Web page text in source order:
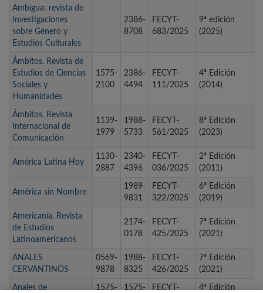
Ambigua: revista de
Investigaciones
sobre Género y
Estudios Culturales
2386-
8708
FECYT-
683/2025
9ª edición
(2025)
Ámbitos. Revista de
Estudios de Ciencias
Sociales y
Humanidades
1575-
2100
2386-
4494
FECYT-
111/2025
4ª Edición
(2014)
Ámbitos. Revista
Internacional de
Comunicación
1139-
1979
1988-
5733
FECYT-
561/2025
8ª Edición
(2023)
América Latina Hoy
1130-
2887
2340-
4396
FECYT-
036/2025
2ª Edición
(2011)
América sin Nombre
1989-
9831
FECYT-
322/2025
6ª Edición
(2019)
Americanía. Revista
de Estudios
Latinoamericanos
2174-
0178
FECYT-
425/2025
7ª Edición
(2021)
ANALES
CERVANTINOS
0569-
9878
1988-
8325
FECYT-
426/2025
7ª Edición
(2021)
Anales de
1575-
1575-
FECYT-
4ª Edición